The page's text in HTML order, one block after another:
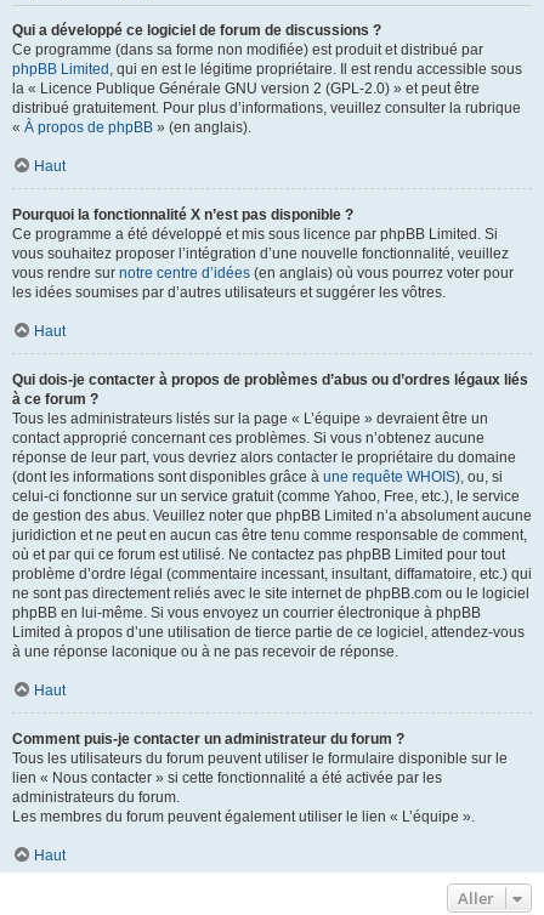
Qui a développé ce logiciel de forum de discussions ?
Ce programme (dans sa forme non modifiée) est produit et distribué par
phpBB Limited , qui en est le légitime propriétaire. Il est rendu accessible sous
la « Licence Publique Générale GNU version 2 (GPL-2.0) » et peut être
distribué gratuitement. Pour plus d’informations, veuillez consulter la rubrique
« À propos de phpBB » (en anglais).
Haut
Pourquoi la fonctionnalité X n’est pas disponible ?
Ce programme a été développé et mis sous licence par phpBB Limited. Si
vous souhaitez proposer l’intégration d’une nouvelle fonctionnalité, veuillez
vous rendre sur notre centre d’idées (en anglais) où vous pourrez voter pour
les idées soumises par d’autres utilisateurs et suggérer les vôtres.
Haut
Qui dois-je contacter à propos de problèmes d’abus ou d’ordres légaux liés
à ce forum ?
Tous les administrateurs listés sur la page « L’équipe » devraient être un
contact approprié concernant ces problèmes. Si vous n’obtenez aucune
réponse de leur part, vous devriez alors contacter le propriétaire du domaine
(dont les informations sont disponibles grâce à une requête WHOIS), ou, si
celui-ci fonctionne sur un service gratuit (comme Yahoo, Free, etc.), le service
de gestion des abus. Veuillez noter que phpBB Limited n’a absolument aucune
juridiction et ne peut en aucun cas être tenu comme responsable de comment,
où et par qui ce forum est utilisé. Ne contactez pas phpBB Limited pour tout
problème d’ordre légal (commentaire incessant, insultant, diffamatoire, etc.) qui
ne sont pas directement reliés avec le site internet de phpBB.com ou le logiciel
phpBB en lui-même. Si vous envoyez un courrier électronique à phpBB
Limited à propos d’une utilisation de tierce partie de ce logiciel, attendez-vous
à une réponse laconique ou à ne pas recevoir de réponse.
Haut
Comment puis-je contacter un administrateur du forum ?
Tous les utilisateurs du forum peuvent utiliser le formulaire disponible sur le
lien « Nous contacter » si cette fonctionnalité a été activée par les
administrateurs du forum.
Les membres du forum peuvent également utiliser le lien « L’équipe ».
Haut
Aller